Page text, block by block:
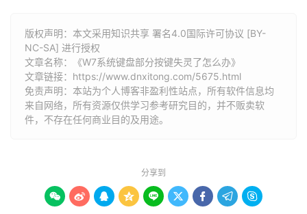
版权声明：本文采用知识共享 署名4.0国际许可协议 [BY-
NC-SA] 进行授权
文章名称：《W7系统键盘部分按键失灵了怎么办》
文章链接： https://www.dnxitong.com/5675.html
免责声明：本站为个人博客非盈利性站点，所有软件信息均
来自网络，所有资源仅供学习参考研究目的，并不贩卖软
件，不存在任何商业目的及用途。
分享到
        